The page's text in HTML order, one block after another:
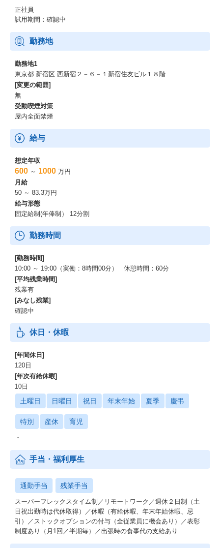
正社員
試用期間：確認中
勤務地
勤務地1
東京都 新宿区 西新宿２－６－１新宿住友ビル１８階
[変更の範囲]
無
受動喫煙対策
屋内全面禁煙
給与
想定年収
600 ～ 1000 万円
月給
50 ～ 83.3万円
給与形態
固定給制(年俸制） 12分割
勤務時間
[勤務時間]
10:00 ～ 19:00（実働：8時間00分） 休憩時間：60分
[平均残業時間]
残業有
[みなし残業]
確認中
休日・休暇
[年間休日]
120日
[年次有給休暇]
10日
土曜日 日曜日 祝日 年末年始 夏季 慶弔
特別 産休 育児
・
手当・福利厚生
通勤手当 残業手当
スーパーフレックスタイム制／リモートワーク／週休２日制（土
日祝出勤時は代休取得）／休暇（有給休暇、年末年始休暇、忌
引）／ストックオプションの付与（全従業員に機会あり）／表彰
制度あり（月1回／半期毎）／出張時の食事代の支給あり